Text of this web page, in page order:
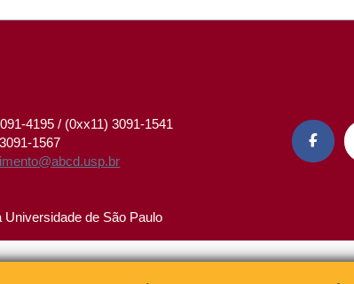
4195 / (0xx11) 3091-1541
1567

de São Paulo